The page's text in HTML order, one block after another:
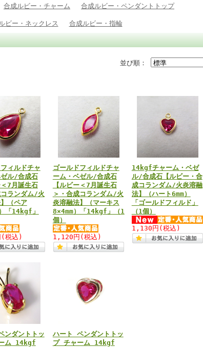
合成ルビー・チャーム 合成ルビー・ペンダントトップ
ビー・ネックレス 合成ルビー・指輪
並び順：
ィルドチャ
ゼル/合成石
＜7月誕生石
コランダム/火
（ペア
「14kgf」
(税込)
ゴールドフィルドチャ
ーム・ベゼル/合成石
【ルビー＜7月誕生石
＞・合成コランダム/火
炎溶融法】（マーキス
8×4mm）「14kgf」（1
個）
1,120円 (税込)
14kgfチャーム・ベゼ
ル/合成石【ルビー・合
成コランダム/火炎溶融
法】（ハート6mm）
「ゴールドフィルド」
（1個）
1,130円 (税込)
ンダントトッ
ム 14kgf
ハート ペンダントトッ
プ チャーム 14kgf